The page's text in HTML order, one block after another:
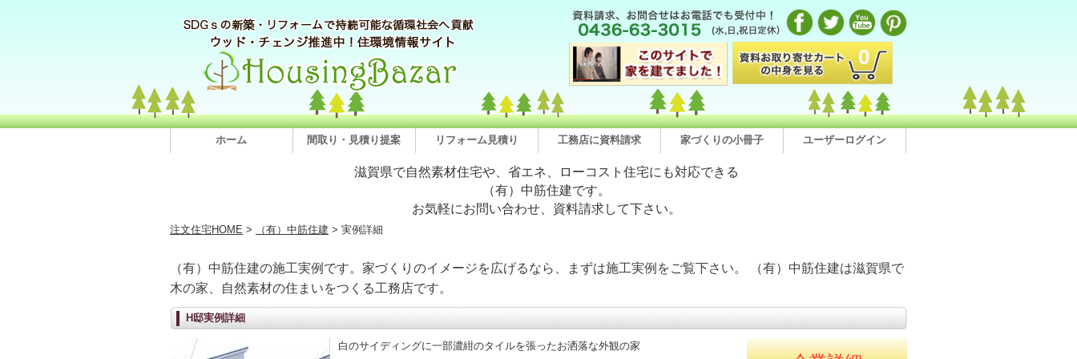
0
ホーム 間取り・見積り提案 リフォーム見積り 工務店に資料請求 家づくりの小冊子 ユーザーログイン
滋賀県で自然素材住宅や、省エネ、ローコスト住宅にも対応できる
（有）中筋住建です。
お気軽にお問い合わせ、資料請求して下さい。
注文住宅HOME > （有）中筋住建 > 実例詳細
（有）中筋住建の施工実例です。家づくりのイメージを広げるなら、まずは施工実例をご覧下さい。 （有）中筋住建は滋賀県で
木の家、自然素材の住まいをつくる工務店です。
H邸実例詳細
白のサイディングに一部濃紺のタイルを張ったお洒落な外観の家